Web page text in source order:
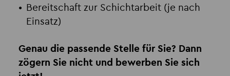
Bereitschaft zur Schichtarbeit (je nach
Einsatz)
Genau die passende Stelle für Sie? Dann
zögern Sie nicht und bewerben Sie sich